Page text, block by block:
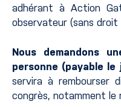
adhérant à Action
observateur (sans
Nous demandons
personne (payable le
servira à rembourser
congrès, notamment le